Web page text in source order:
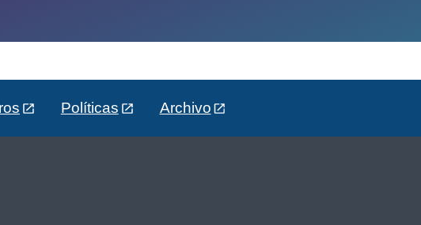
Políticas Archivo